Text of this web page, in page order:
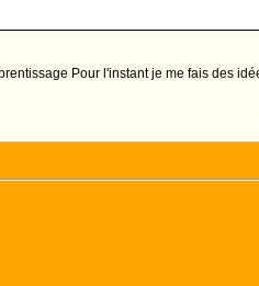
Pour l'instant je me fais des